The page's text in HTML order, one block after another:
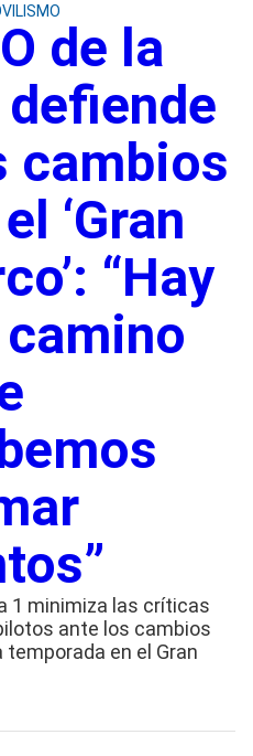
de la
defiende
cambios
‘Gran
“Hay
1 minimiza las críticas
ante los cambios
temporada en el Gran